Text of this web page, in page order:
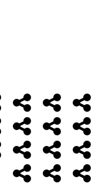
Alimentazione
AmbienteBambini
Cancro ControlloEconomia
FarmaciMassoneriaNWO
Salute Storia